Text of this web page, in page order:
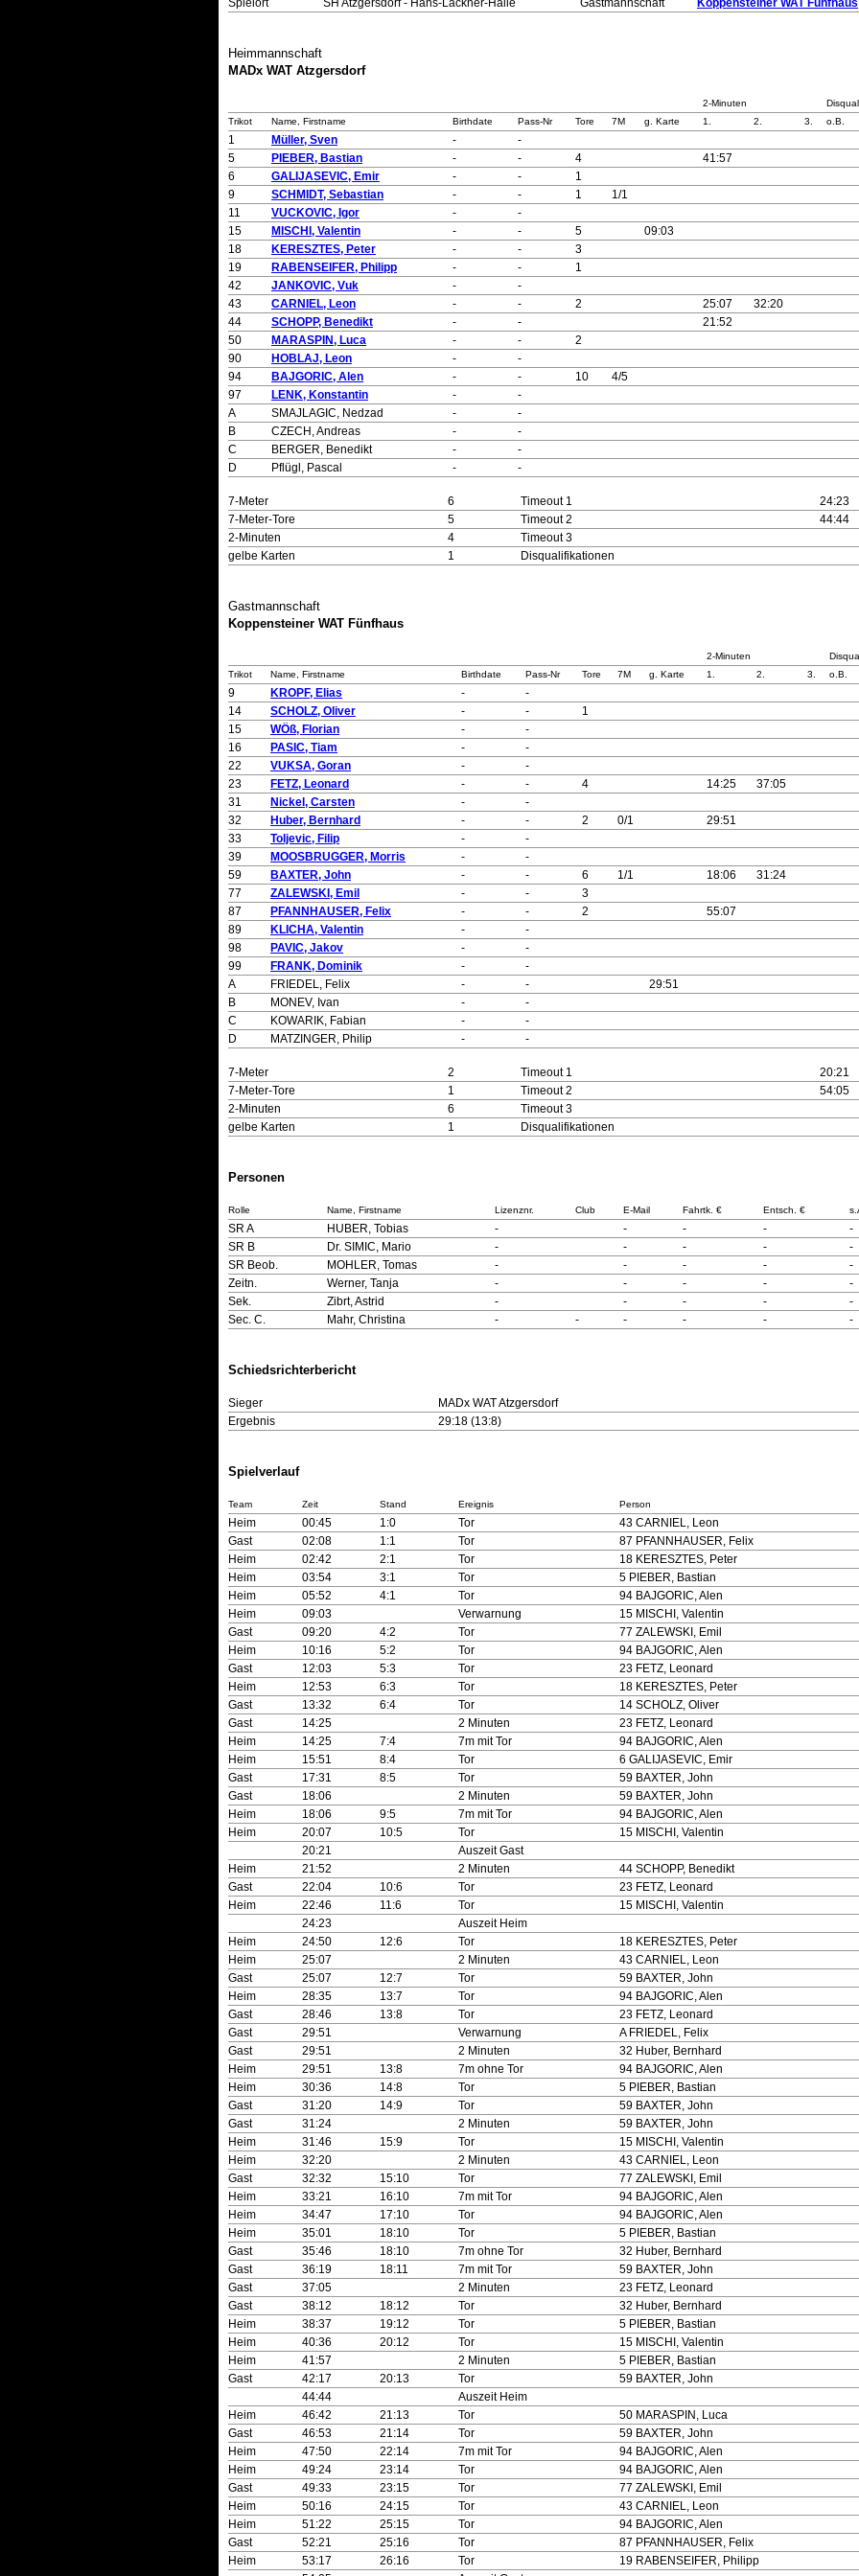
Spielort SH Atzgersdorf - Hans-Lackner-Halle Gastmannschaft Koppensteiner WAT Fünfhaus
Heimmannschaft
MADx WAT Atzgersdorf
2-Minuten
Trikot
Name, Firstname Birthdate Pass-Nr Tore 7M g. Karte 1. 2. 3. o.B.
1 Müller, Sven -
-
5
PIEBER, Bastian - - 4
41:57
6
GALIJASEVIC, Emir - -
1
9
SCHMIDT, Sebastian - - 1
1/1
11
VUCKOVIC, Igor -
-
15
MISCHI, Valentin - - 5
09:03
18
KERESZTES, Peter - -
3
19
RABENSEIFER, Philipp - -
1
42
JANKOVIC, Vuk -
-
43
CARNIEL, Leon - - 2 25:07
32:20
44
SCHOPP, Benedikt - -
21:52
50
MARASPIN, Luca - -
2
90
HOBLAJ, Leon -
-
94
BAJGORIC, Alen - - 10
4/5
97
LENK, Konstantin -
-
A
SMAJLAGIC, Nedzad -
-
B
CZECH, Andreas -
-
C
BERGER, Benedikt -
-
D
Pflügl, Pascal - -
7-Meter 6 Timeout 1
24:23
7-Meter-Tore
5 Timeout 2
44:44
2-Minuten
4
Timeout 3
gelbe Karten
1 Disqualifikationen
Gastmannschaft
Koppensteiner WAT Fünfhaus
2-Minuten
Trikot
Name, Firstname Birthdate Pass-Nr Tore 7M g. Karte 1. 2. 3. o.B.
9 KROPF, Elias -
-
14
SCHOLZ, Oliver - -
1
15
WÖß, Florian -
-
16
PASIC, Tiam -
-
22
VUKSA, Goran -
-
23
FETZ, Leonard - - 4 14:25
37:05
31
Nickel, Carsten -
-
32
Huber, Bernhard - - 2 0/1
29:51
33
Toljevic, Filip -
-
39
MOOSBRUGGER, Morris -
-
59
BAXTER, John - - 6 1/1 18:06
31:24
77
ZALEWSKI, Emil - -
3
87
PFANNHAUSER, Felix - - 2
55:07
89
KLICHA, Valentin -
-
98
PAVIC, Jakov -
-
99
FRANK, Dominik -
-
A
FRIEDEL, Felix - -
29:51
B
MONEV, Ivan -
-
C
KOWARIK, Fabian -
-
D
MATZINGER, Philip - -
7-Meter 2 Timeout 1
20:21
7-Meter-Tore
1 Timeout 2
54:05
2-Minuten
6
Timeout 3
gelbe Karten
1 Disqualifikationen
Personen
Rolle Name, Firstname Lizenznr. Club E-Mail Fahrtk. € Entsch. €
SR A HUBER, Tobias - - - -
-
SR B
Dr. SIMIC, Mario - - - -
-
SR Beob.
MOHLER, Tomas - - - -
-
Zeitn.
Werner, Tanja - - - -
-
Sek.
Zibrt, Astrid - - - -
-
Sec. C.
Mahr, Christina - - - - - -
Schiedsrichterbericht
Sieger
MADx WAT Atzgersdorf
Ergebnis
29:18 (13:8)
Spielverlauf
Team Zeit Stand Ereignis Person
Heim 00:45 1:0 Tor
43 CARNIEL, Leon
Gast
02:08 1:1 Tor
87 PFANNHAUSER, Felix
Heim
02:42 2:1 Tor
18 KERESZTES, Peter
Heim
03:54 3:1 Tor
5 PIEBER, Bastian
Heim
05:52 4:1 Tor
94 BAJGORIC, Alen
Heim
09:03 Verwarnung
15 MISCHI, Valentin
Gast
09:20 4:2 Tor
77 ZALEWSKI, Emil
Heim
10:16 5:2 Tor
94 BAJGORIC, Alen
Gast
12:03 5:3 Tor
23 FETZ, Leonard
Heim
12:53 6:3 Tor
18 KERESZTES, Peter
Gast
13:32 6:4 Tor
14 SCHOLZ, Oliver
Gast
14:25 2 Minuten
23 FETZ, Leonard
Heim
14:25 7:4 7m mit Tor
94 BAJGORIC, Alen
Heim
15:51 8:4 Tor
6 GALIJASEVIC, Emir
Gast
17:31 8:5 Tor
59 BAXTER, John
Gast
18:06 2 Minuten
59 BAXTER, John
Heim
18:06 9:5 7m mit Tor
94 BAJGORIC, Alen
Heim
20:07 10:5 Tor
15 MISCHI, Valentin
20:21
Auszeit Gast
Heim
21:52 2 Minuten
44 SCHOPP, Benedikt
Gast
22:04 10:6 Tor
23 FETZ, Leonard
Heim
22:46 11:6 Tor
15 MISCHI, Valentin
24:23
Auszeit Heim
Heim
24:50 12:6 Tor
18 KERESZTES, Peter
Heim
25:07 2 Minuten
43 CARNIEL, Leon
Gast
25:07 12:7 Tor
59 BAXTER, John
Heim
28:35 13:7 Tor
94 BAJGORIC, Alen
Gast
28:46 13:8 Tor
23 FETZ, Leonard
Gast
29:51 Verwarnung
A FRIEDEL, Felix
Gast
29:51 2 Minuten
32 Huber, Bernhard
Heim
29:51 13:8 7m ohne Tor
94 BAJGORIC, Alen
Heim
30:36 14:8 Tor
5 PIEBER, Bastian
Gast
31:20 14:9 Tor
59 BAXTER, John
Gast
31:24 2 Minuten
59 BAXTER, John
Heim
31:46 15:9 Tor
15 MISCHI, Valentin
Heim
32:20 2 Minuten
43 CARNIEL, Leon
Gast
32:32 15:10 Tor
77 ZALEWSKI, Emil
Heim
33:21 16:10 7m mit Tor
94 BAJGORIC, Alen
Heim
34:47 17:10 Tor
94 BAJGORIC, Alen
Heim
35:01 18:10 Tor
5 PIEBER, Bastian
Gast
35:46 18:10 7m ohne Tor
32 Huber, Bernhard
Gast
36:19 18:11 7m mit Tor
59 BAXTER, John
Gast
37:05 2 Minuten
23 FETZ, Leonard
Gast
38:12 18:12 Tor
32 Huber, Bernhard
Heim
38:37 19:12 Tor
5 PIEBER, Bastian
Heim
40:36 20:12 Tor
15 MISCHI, Valentin
Heim
41:57 2 Minuten
5 PIEBER, Bastian
Gast
42:17 20:13 Tor
59 BAXTER, John
44:44
Auszeit Heim
Heim
46:42 21:13 Tor
50 MARASPIN, Luca
Gast
46:53 21:14 Tor
59 BAXTER, John
Heim
47:50 22:14 7m mit Tor
94 BAJGORIC, Alen
Heim
49:24 23:14 Tor
94 BAJGORIC, Alen
Gast
49:33 23:15 Tor
77 ZALEWSKI, Emil
Heim
50:16 24:15 Tor
43 CARNIEL, Leon
Heim
51:22 25:15 Tor
94 BAJGORIC, Alen
Gast
52:21 25:16 Tor
87 PFANNHAUSER, Felix
Heim
53:17 26:16 Tor
19 RABENSEIFER, Philipp